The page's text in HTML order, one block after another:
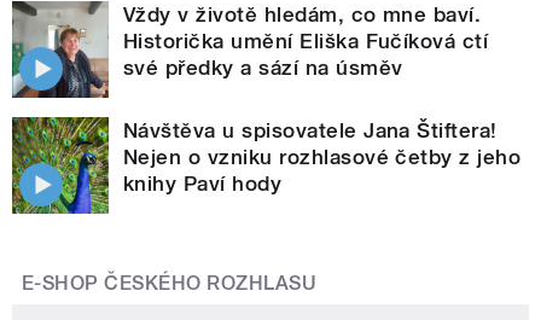
Vždy v životě hledám, co mne baví.
Historička umění Eliška Fučíková ctí
své předky a sází na úsměv
Návštěva u spisovatele Jana Štiftera!
Nejen o vzniku rozhlasové četby z jeho
knihy Paví hody
E-SHOP ČESKÉHO ROZHLASU